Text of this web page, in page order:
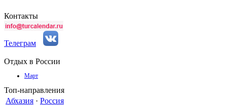
Контакты
Телеграм
Отдых в России
Март
Топ-направления
Абхазия · Россия